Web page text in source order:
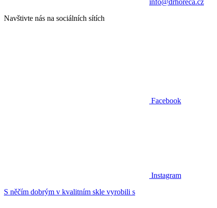
Navštivte nás na sociálních sítích
Facebook
Instagram
S něčím dobrým v kvalitním skle vyrobili s